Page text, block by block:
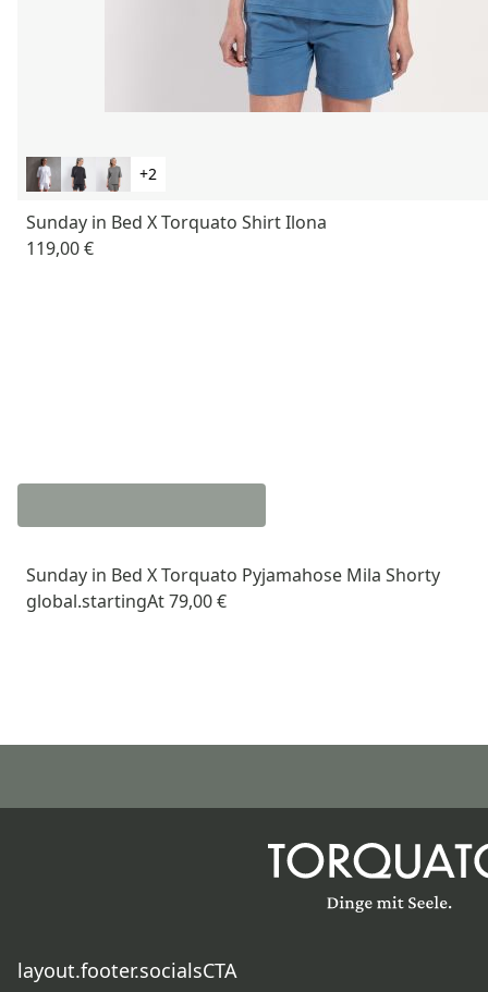
+2
Sunday in Bed X Torquato Shirt Ilona
119,00 €
Sunday in Bed X Torquato Pyjamahose Mila Shorty
global.startingAt79,00 €
layout.footer.socialsCTA